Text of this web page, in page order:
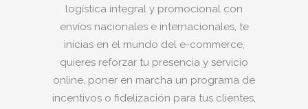
logística integral y promocional con
envíos nacionales e internacionales, te
inicias en el mundo del e-commerce,
quieres reforzar tu presencia y servicio
online, poner en marcha un programa de
incentivos o fidelización para tus clientes,